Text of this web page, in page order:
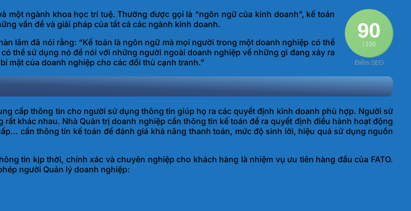
90
/ 100
Điểm SEO
một ngành khoa học trí tuệ. Thường được gọi là “ngôn ngữ của kinh doanh”, kế toán
vấn đề và giải pháp của tất cả các ngành kinh doanh.
lâm đã nói rằng: “Kế toán là ngôn ngữ mà mọi người trong một doanh nghiệp có thể
thể sử dụng nó để nói với những người ngoài doanh nghiệp về những gì đang xảy ra
mật của doanh nghiệp cho các đối thủ cạnh tranh.”
cấp thông tin cho người sử dụng thông tin giúp họ ra các quyết định kinh doanh phù hợp. Người sử
khác nhau. Nhà Quản trị doanh nghiệp cần thông tin kế toán để ra quyết định điều hành hoạt động
cần thông tin kế toán để đánh giá khả năng thanh toán, mức độ sinh lời, hiệu quả sử dụng nguồn
tin kịp thời, chính xác và chuyên nghiệp cho khách hàng là nhiệm vụ ưu tiên hàng đầu của FATO.
người Quản lý doanh nghiệp: